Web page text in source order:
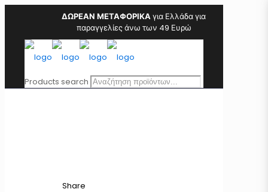
ΔΩΡΕΑΝ ΜΕΤΑΦΟΡΙΚΑγια Ελλάδα για
παραγγελίες άνω των 49 Ευρώ
Products search
Share